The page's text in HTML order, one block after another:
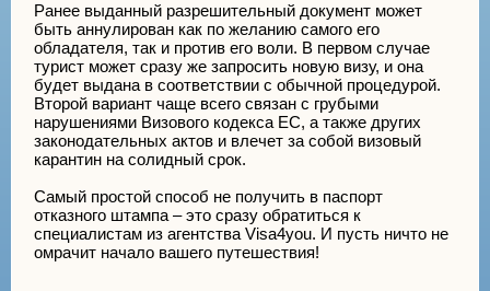
Ранее выданный разрешительный документ может
быть аннулирован как по желанию самого его
обладателя, так и против его воли. В первом случае
турист может сразу же запросить новую визу, и она
будет выдана в соответствии с обычной процедурой.
Второй вариант чаще всего связан с грубыми
нарушениями Визового кодекса ЕС, а также других
законодательных актов и влечет за собой визовый
карантин на солидный срок.
Самый простой способ не получить в паспорт
отказного штампа – это сразу обратиться к
специалистам из агентства Visa4you. И пусть ничто не
омрачит начало вашего путешествия!